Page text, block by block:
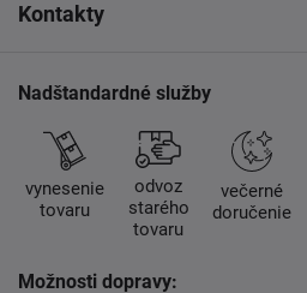
Kontakty
Nadštandardné služby
vynesenie
tovaru
odvoz
starého
tovaru
večerné
doručenie
Možnosti dopravy: